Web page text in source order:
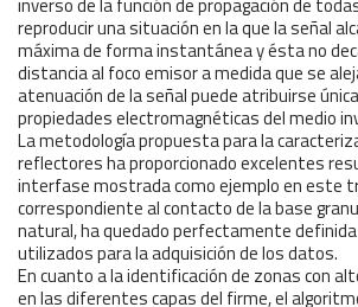
reproducir una situación en la que la señal
máxima de forma instantánea y ésta no
distancia al foco emisor a medida que se
atenuación de la señal puede atribuirse
propiedades electromagnéticas del medio
La metodología propuesta para la
reflectores ha proporcionado excelentes
interfase mostrada como ejemplo en este
correspondiente al contacto de la base
natural, ha quedado perfectamente definida
utilizados para la adquisición de los datos.
En cuanto a la identificación de zonas con
en las diferentes capas del firme, el